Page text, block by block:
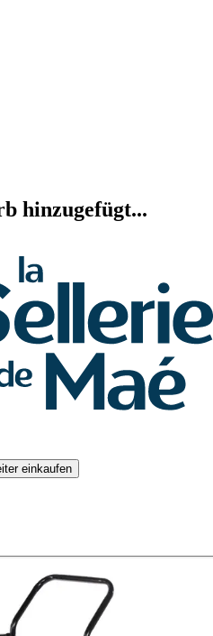
hinzugefügt...
einkaufen